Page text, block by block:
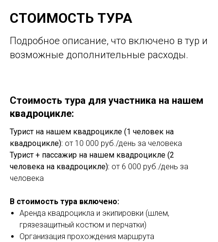
СТОИМОСТЬ ТУРА
Подробное описание, что включено в тур и
возможные дополнительные расходы.
Стоимость тура для участника на нашем
квадроцикле:
Турист на нашем квадроцикле (1 человек на
квадроцикле): от 10 000 руб./день за человека
Турист + пассажир на нашем квадроцикле (2
человека на квадроцикле): от 6 000 руб./день за
человека
В стоимость тура включено:
Аренда квадроцикла и экипировки (шлем,
грязезащитный костюм и перчатки)
Организация прохождения маршрута